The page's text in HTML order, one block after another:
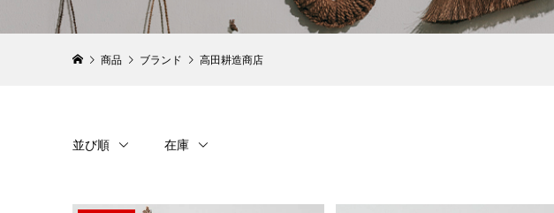
商品 ブランド 高田耕造商店
並び順 在庫